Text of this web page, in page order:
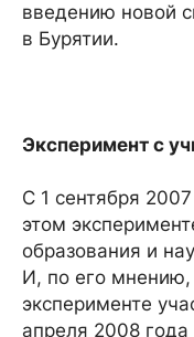
введению новой
в Бурятии.
Эксперимент с
С 1 сентября
этом
образования и
И, по его мнению,
эксперименте
апреля 2008 года